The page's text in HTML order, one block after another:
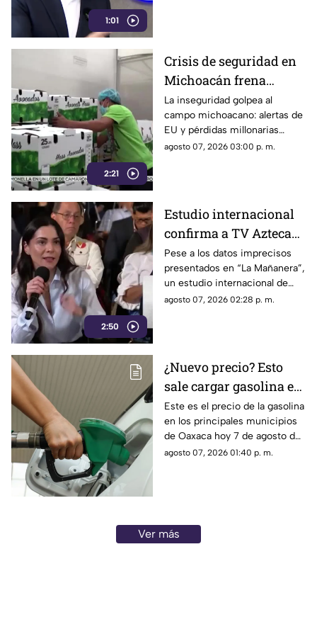
1:01
2:21
Crisis de seguridad en
Michoacán frena
exportación de
aguacate y deja
pérdidas millonarias
La inseguridad golpea al
campo michoacano: alertas de
EU y pérdidas millonarias
afectan la exportación de
agosto 07, 2026 03:00 p. m.
2:50
Estudio internacional
confirma a TV Azteca
como el medio líder en
credibilidad y alcance
Pese a los datos imprecisos
presentados en “La Mañanera”,
un estudio internacional de
Reuters confirma que TV
agosto 07, 2026 02:28 p. m.
¿Nuevo precio? Esto
sale cargar gasolina en
Oaxaca este viernes 7
de agosto
Este es el precio de la gasolina
en los principales municipios
de Oaxaca hoy 7 de agosto de
2026; ten en cuenta que el
agosto 07, 2026 01:40 p. m.
Ver más